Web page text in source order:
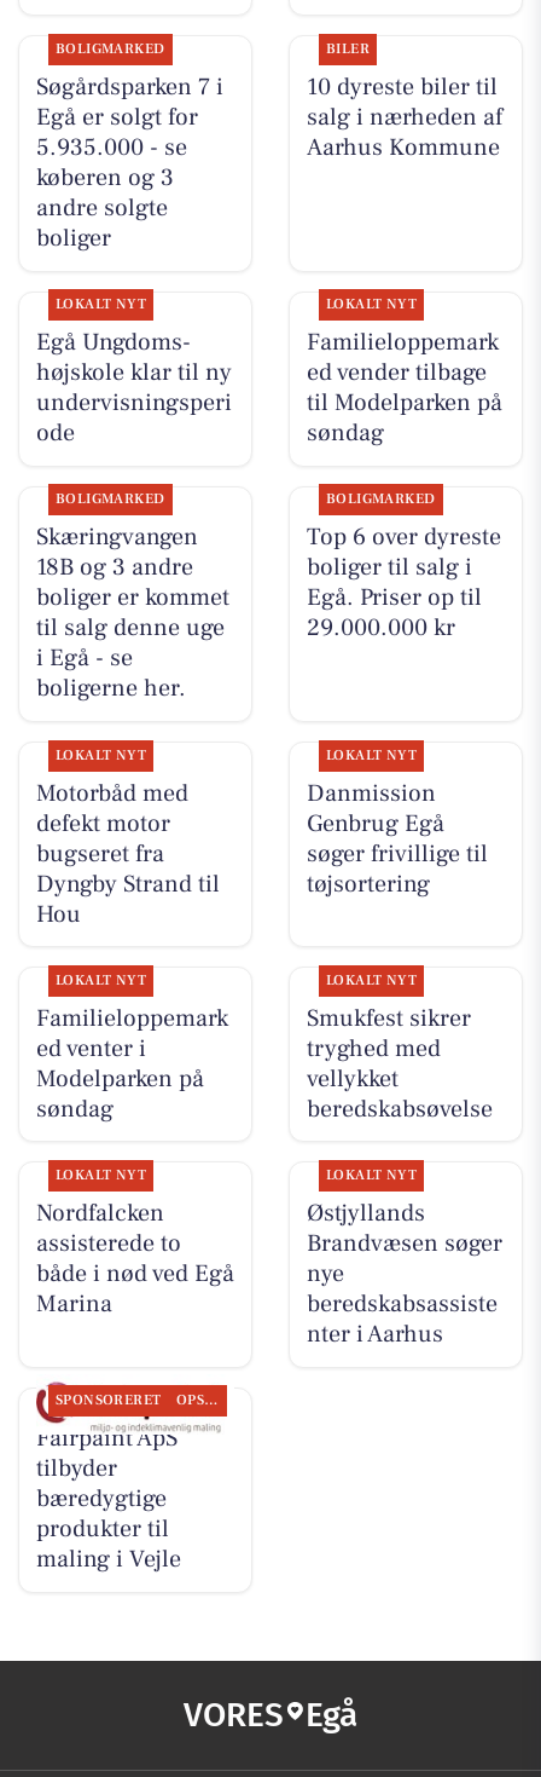
BOLIGMARKED
Søgårdsparken 7 i
Egå er solgt for
5.935.000 - se
køberen og 3
andre solgte
boliger
BILER
10 dyreste biler til
salg i nærheden af
Aarhus Kommune
LOKALT NYT
Egå Ungdoms-
højskole klar til ny
undervisningsperi
ode
LOKALT NYT
Familieloppemark
ed vender tilbage
til Modelparken på
søndag
BOLIGMARKED
Skæringvangen
18B og 3 andre
boliger er kommet
til salg denne uge
i Egå - se
boligerne her.
BOLIGMARKED
Top 6 over dyreste
boliger til salg i
Egå. Priser op til
29.000.000 kr
LOKALT NYT
Motorbåd med
defekt motor
bugseret fra
Dyngby Strand til
Hou
LOKALT NYT
Danmission
Genbrug Egå
søger frivillige til
tøjsortering
LOKALT NYT
Familieloppemark
ed venter i
Modelparken på
søndag
LOKALT NYT
Smukfest sikrer
tryghed med
vellykket
beredskabsøvelse
LOKALT NYT
Nordfalcken
assisterede to
både i nød ved Egå
Marina
LOKALT NYT
Østjyllands
Brandvæsen søger
nye
beredskabsassiste
nter i Aarhus
SPONSORERET OPSLAGSTAVLEN
Fairpaint ApS
tilbyder
bæredygtige
produkter til
maling i Vejle
VORES Egå